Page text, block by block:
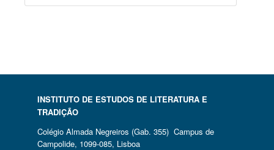
INSTITUTO DE ESTUDOS DE LITERATURA E
TRADIÇÃO
Colégio Almada Negreiros (Gab. 355) Campus de
Campolide, 1099-085, Lisboa